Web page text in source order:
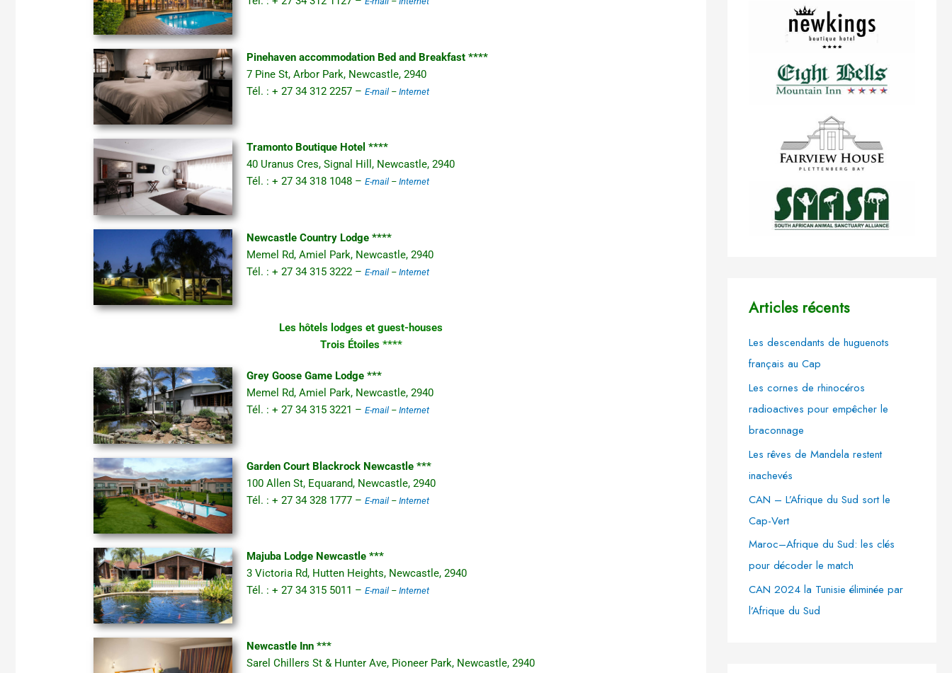
Pinehaven accommodation Bed and Breakfast ****
7 Pine St, Arbor Park, Newcastle, 2940
Tél. : + 27 34 312 2257 –E-mail –Internet
Tramonto Boutique Hotel ****
40 Uranus Cres, Signal Hill, Newcastle, 2940
Tél. : + 27 34 318 1048 –E-mail –Internet
Newcastle Country Lodge ****
Memel Rd, Amiel Park, Newcastle, 2940
Tél. : + 27 34 315 3222 –E-mail –Internet
Les hôtels lodges et guest-houses
Trois Étoiles ****
Grey Goose Game Lodge ***
Memel Rd, Amiel Park, Newcastle, 2940
Tél. : + 27 34 315 3221 –E-mail –Internet
Garden Court Blackrock Newcastle ***
100 Allen St, Equarand, Newcastle, 2940
Tél. : + 27 34 328 1777 –E-mail –Internet
Majuba Lodge Newcastle ***
3 Victoria Rd, Hutten Heights, Newcastle, 2940
Tél. : + 27 34 315 5011 –E-mail –Internet
Newcastle Inn ***
Sarel Chillers St & Hunter Ave, Pioneer Park, Newcastle, 2940
Articles récents
Les descendants de huguenots
français au Cap
Les cornes de rhinocéros
radioactives pour empêcher le
braconnage
Les rêves de Mandela restent
inachevés
CAN – L’Afrique du Sud sort le
Cap-Vert
Maroc–Afrique du Sud: les clés
pour décoder le match
CAN 2024 la Tunisie éliminée par
l’Afrique du Sud